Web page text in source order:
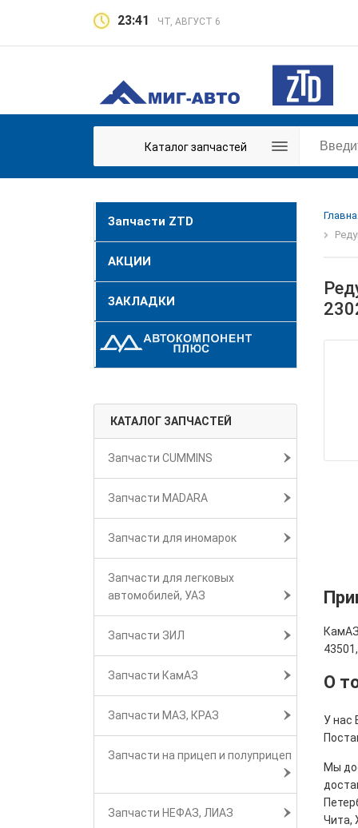
23:41 ЧТ, АВГУСТ 6
Каталог запчастей
Запчасти ZTD
АКЦИИ
ЗАКЛАДКИ
КАТАЛОГ ЗАПЧАСТЕЙ
Запчасти CUMMINS
Запчасти MADARA
Запчасти для иномарок
Запчасти для легковых
автомобилей, УАЗ
Запчасти ЗИЛ
Запчасти КамАЗ
Запчасти МАЗ, КРАЗ
Запчасти на прицеп и полуприцеп
Запчасти НЕФАЗ, ЛИАЗ
О
У нас
Мы
Чита,